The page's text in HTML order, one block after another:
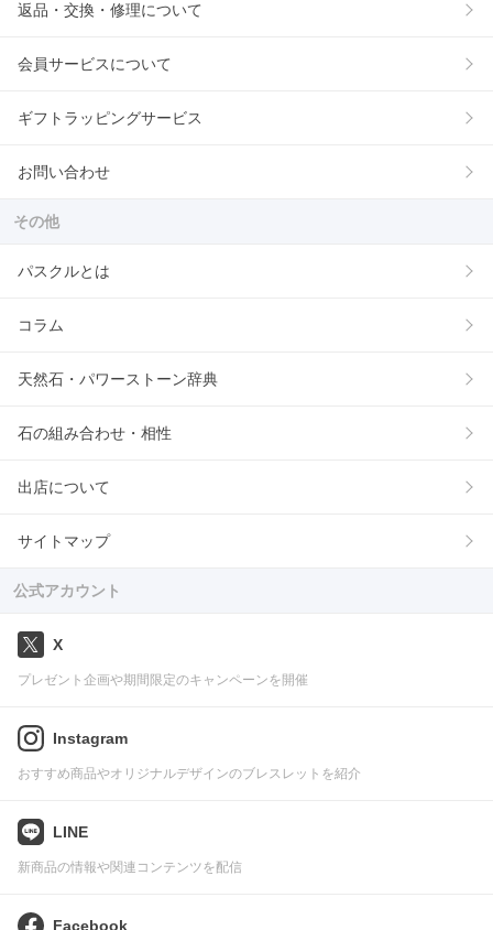
返品・交換・修理について
会員サービスについて
ギフトラッピングサービス
お問い合わせ
その他
パスクルとは
コラム
天然石・パワーストーン辞典
石の組み合わせ・相性
出店について
サイトマップ
公式アカウント
X
プレゼント企画や期間限定のキャンペーンを開催
Instagram
おすすめ商品やオリジナルデザインのブレスレットを紹介
LINE
新商品の情報や関連コンテンツを配信
Facebook